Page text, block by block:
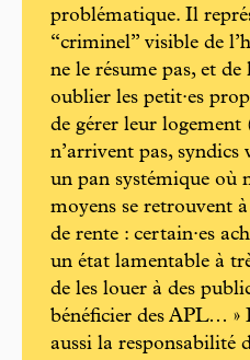
problématique. Il
“criminel” visible de
ne le résume pas, et
oublier les petit·es
de gérer leur logement
n’arrivent pas,
un pan systémique où
moyens se retrouvent
de rente : certain·es
un état lamentable à
de les louer à des
bénéficier des APL… »
aussi la responsabilité